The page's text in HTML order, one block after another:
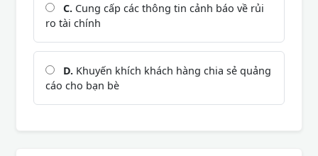
C. Cung cấp các thông tin cảnh báo về rủi
ro tài chính
D. Khuyến khích khách hàng chia sẻ quảng
cáo cho bạn bè